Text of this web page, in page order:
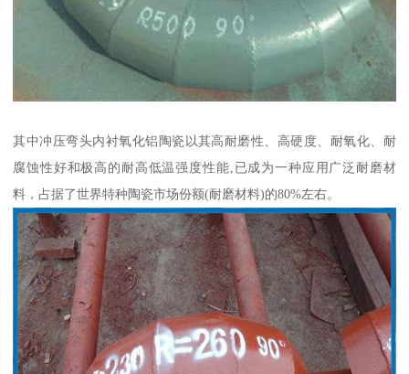
其中冲压弯头内衬氧化铝陶瓷以其高耐磨性、高硬度、耐氧化、耐
腐蚀性好和极高的耐高低温强度性能,已成为一种应用广泛耐磨材
料，占据了世界特种陶瓷市场份额(耐磨材料)的80%左右。